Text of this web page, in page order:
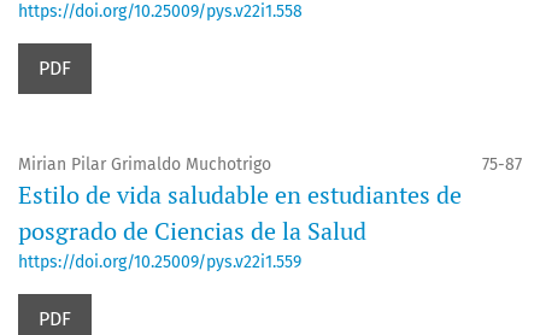
https://doi.org/10.25009/pys.v22i1.558
PDF
Mirian Pilar Grimaldo Muchotrigo 75-87
Estilo de vida saludable en estudiantes de
posgrado de Ciencias de la Salud
https://doi.org/10.25009/pys.v22i1.559
PDF